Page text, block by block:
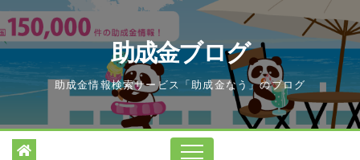
Skip
to
content
助成金ブログ
助成金情報検索サービス「助成金なう」のブログ